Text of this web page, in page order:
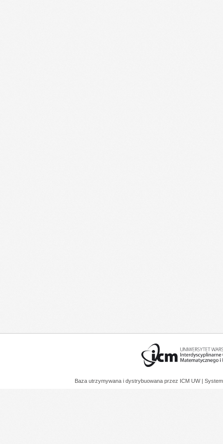
Baza utrzymywana i dystrybuowana przez ICM UW |